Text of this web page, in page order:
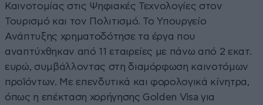
Καινοτομίας στις Ψηφιακές Τεχνολογίες στον
Τουρισμό και τον Πολιτισμό. Το Υπουργείο
Ανάπτυξης χρηματοδότησε τα έργα που
αναπτύχθηκαν από 11 εταιρείες με πάνω από 2 εκατ.
ευρώ, συμβάλλοντας στη διαμόρφωση καινοτόμων
προϊόντων. Με επενδυτικά και φορολογικά κίνητρα,
όπως η επέκταση χορήγησης Golden Visa για